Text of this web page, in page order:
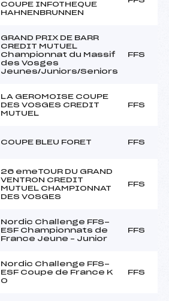
COUPE INFOTHEQUE
HAHNENBRUNNEN
GRAND PRIX DE BARR
CREDIT MUTUEL
Championnat du Massif
des Vosges
Jeunes/Juniors/Seniors
FFS
LA GEROMOISE COUPE
DES VOSGES CREDIT
MUTUEL
FFS
COUPE BLEU FORET FFS
26 emeTOUR DU GRAND
VENTRON CREDIT
MUTUEL CHAMPIONNAT
DES VOSGES
FFS
Nordic Challenge FFS-
ESF Championnats de
France Jeune – Junior
FFS
Nordic Challenge FFS-
ESF Coupe de France K
O
FFS